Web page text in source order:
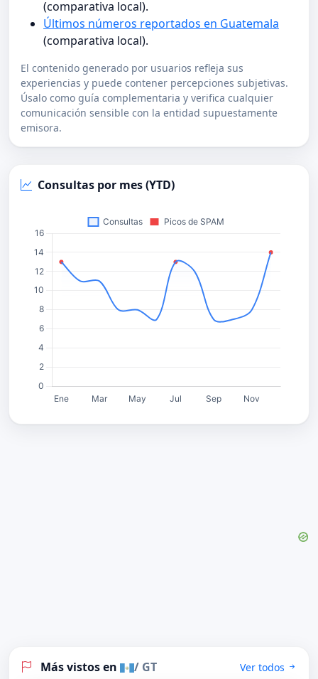
(comparativa local).
Últimos números reportados en Guatemala
(comparativa local).
El contenido generado por usuarios refleja sus
experiencias y puede contener percepciones subjetivas.
Úsalo como guía complementaria y verifica cualquier
comunicación sensible con la entidad supuestamente
emisora.
Consultas por mes (YTD)
Más vistos en / GT Ver todos